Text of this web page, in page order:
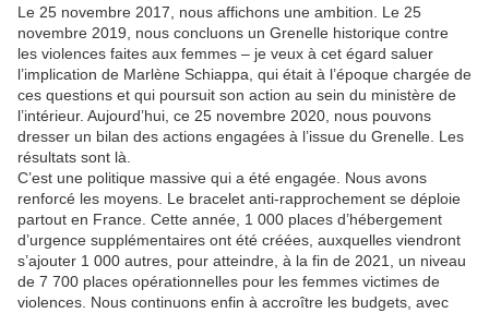
Le 25 novembre 2017, nous affichons une ambition. Le 25
novembre 2019, nous concluons un Grenelle historique contre
les violences faites aux femmes – je veux à cet égard saluer
l’implication de Marlène Schiappa, qui était à l’époque chargée de
ces questions et qui poursuit son action au sein du ministère de
l’intérieur. Aujourd’hui, ce 25 novembre 2020, nous pouvons
dresser un bilan des actions engagées à l’issue du Grenelle. Les
résultats sont là.
C’est une politique massive qui a été engagée. Nous avons
renforcé les moyens. Le bracelet anti-rapprochement se déploie
partout en France. Cette année, 1 000 places d’hébergement
d’urgence supplémentaires ont été créées, auxquelles viendront
s’ajouter 1 000 autres, pour atteindre, à la fin de 2021, un niveau
de 7 700 places opérationnelles pour les femmes victimes de
violences. Nous continuons enfin à accroître les budgets, avec